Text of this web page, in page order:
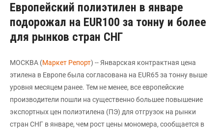
Европейский полиэтилен в январе
подорожал на EUR100 за тонну и более
для рынков стран СНГ
МОСКВА (Маркет Репорт) -- Январская контрактная цена
этилена в Европе была согласована на EUR65 за тонну выше
уровня месяцем ранее. Тем не менее, все европейские
производители пошли на существенно большее повышение
экспортных цен полиэтилена (ПЭ) для отгрузок на рынки
стран СНГ в январе, чем рост цены мономера, сообщается в